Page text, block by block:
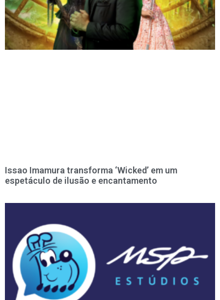
Issao Imamura transforma ‘Wicked’ em um
espetáculo de ilusão e encantamento